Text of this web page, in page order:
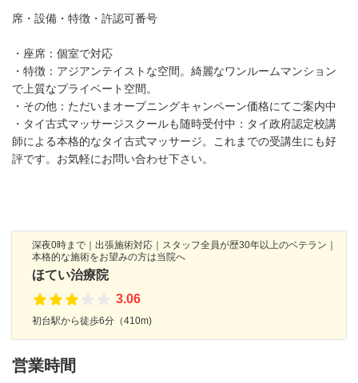
席・設備・特徴・許認可番号
・座席：個室で対応
・特徴：アジアンテイストな空間。綺麗なワンルームマンション
で上質なプライベート空間。
・その他：ただいまオープニングキャンペーン価格にてご案内中
・タイ古式マッサージスクールも随時受付中：タイ政府認定校講
師による本格的なタイ古式マッサージ。これまでの受講生にも好
評です。お気軽にお問い合わせ下さい。
深夜0時まで｜出張施術対応｜スタッフ全員が歴30年以上のベテラン｜
本格的な施術をお望みの方は当院へ
ほてい治療院
3.06
初台駅から徒歩6分（410m)
営業時間